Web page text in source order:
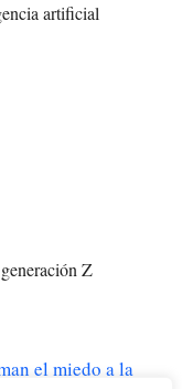
artificial
Z
el miedo a la